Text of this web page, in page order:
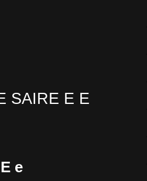
SAIRE E E
e